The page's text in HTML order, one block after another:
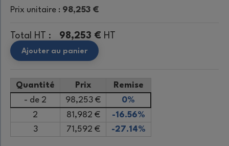
Prix unitaire : 98,253 €
Total HT : 98,253 € HT
Ajouter au panier
Quantité Prix
Remise
- de 2
98,253 €
0%
2
81,982 €
-16.56%
3
71,592 € -27.14%